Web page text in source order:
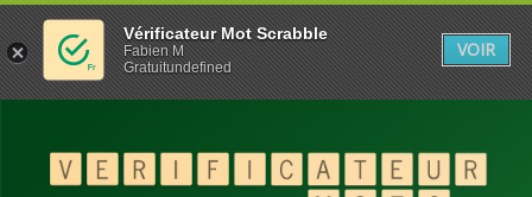
Vérificateur Mot Scrabble
Fabien M
Gratuitundefined
VOIR